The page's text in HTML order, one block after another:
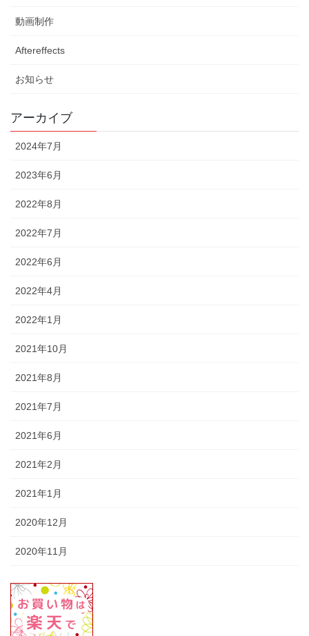
動画制作
Aftereffects
お知らせ
アーカイブ
2024年7月
2023年6月
2022年8月
2022年7月
2022年6月
2022年4月
2022年1月
2021年10月
2021年8月
2021年7月
2021年6月
2021年2月
2021年1月
2020年12月
2020年11月